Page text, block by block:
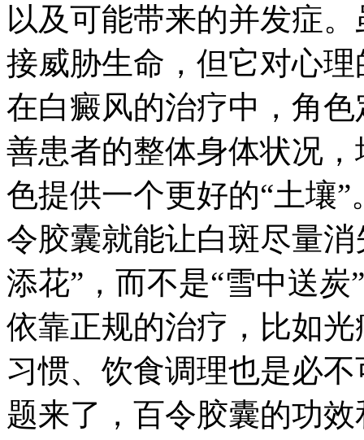
以及可能带来的并发症
接威胁生命，但它对心
在白癜风的治疗中，角
善患者的整体身体状况
色提供一个更好的“土壤
令胶囊就能让白斑尽量
添花”，而不是“雪中送
依靠正规的治疗，比如
习惯、饮食调理也是必
题来了，百令胶囊的功